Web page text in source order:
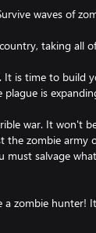
taking all
is time to build
war. It won't
zombie army